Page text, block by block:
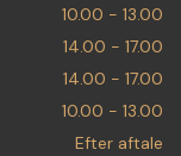
10.00 - 13.00
14.00 - 17.00
14.00 - 17.00
10.00 - 13.00
Efter aftale